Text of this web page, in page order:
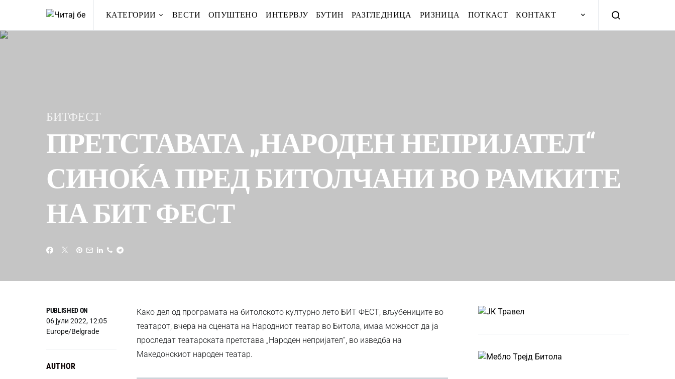
КАТЕГОРИИ ВЕСТИ ОПУШТЕНО ИНТЕРВЈУ БУТИН РАЗГЛЕДНИЦА РИЗНИЦА ПОТКАСТ КОНТАКТ
БИТФЕСТ
ПРЕТСТАВАТА „НАРОДЕН НЕПРИЈАТЕЛ“
СИНОЌА ПРЕД БИТОЛЧАНИ ВО РАМКИТЕ
НА БИТ ФЕСТ
PUBLISHED ON
06 јули 2022, 12:05
Europe/Belgrade
AUTHOR
Како дел од програмата на битолското културно лето БИТ ФЕСТ, вљубениците во
театарот, вчера на сцената на Народниот театар во Битола, имаа можност да ја
проследат театарската претстава „Народен непријател“, во изведба на
Македонскиот народен театар.